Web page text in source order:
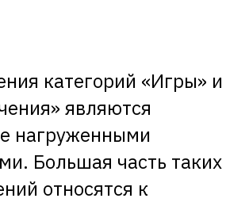
категорий «Игры» и
являются
нагруженными
Большая часть таких
относятся к